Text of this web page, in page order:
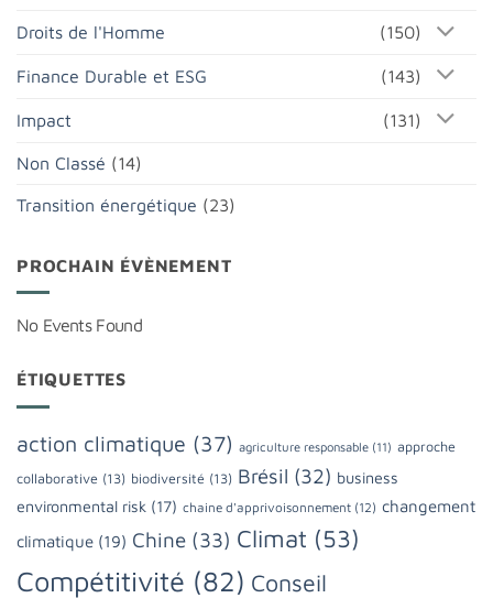
Droits de l'Homme (150)
Finance Durable et ESG (143)
Impact (131)
Non Classé (14)
Transition énergétique (23)
PROCHAIN ÉVÈNEMENT
No Events Found
ÉTIQUETTES
action climatique (37) agriculture responsable (11) approche
collaborative (13) biodiversité (13) Brésil (32) business
environmental risk (17) chaine d'apprivoisonnement (12) changement
climatique (19) Chine (33) Climat (53)
Compétitivité (82) Conseil